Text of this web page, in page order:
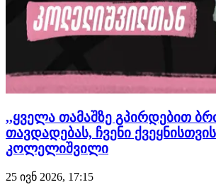
,,ყველა თამაშზე გპირდებით
თავდადებას, ჩვენი
კოლელიშვილი
25 ივნ 2026, 17:15